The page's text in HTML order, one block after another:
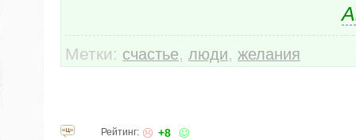
Метки: счастье, люди, желания
Рейтинг: +8